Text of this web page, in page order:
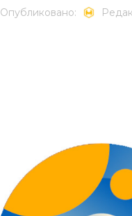
Опубликовано: